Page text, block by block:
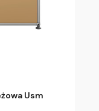
Usm